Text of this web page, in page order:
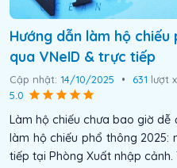
Hướng dẫn làm hộ
qua VNeID & trực tiếp
Cập nhật: 14/10/2025 • 631 lượt
5.0
Làm hộ chiếu chưa bao giờ dễ
làm hộ chiếu phổ thông 2025:
tiếp tại Phòng Xuất nhập cảnh.